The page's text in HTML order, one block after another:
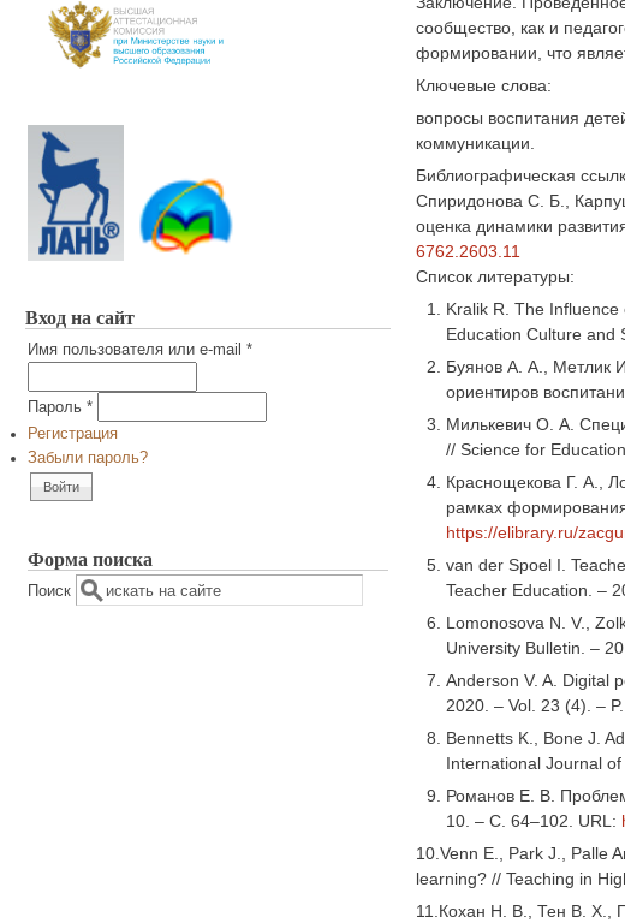
Вход на сайт
Имя пользователя или e-mail *
Пароль *
Регистрация
Забыли пароль?
Форма поиска
Поиск
сообщество, как и
формировании, что
Ключевые слова:
вопросы воспитания
коммуникации.
Библиографическая
Спиридонова С. Б.,
оценка динамики
6762.2603.11
Список литературы:
Kralik R. The
Education Culture and
Буянов А. А., Метлик
ориентиров
Милькевич О. А.
// Science for
Краснощекова Г. А.,
рамках
https://elibrary.ru/
van der Spoel I.
Teacher Education. –
Lomonosova N. V.,
University Bulletin. –
Anderson V. A. Digital
2020. – Vol. 23 (4). –
Bennetts K., Bone J.
International Journal
Романов Е. В.
10. – С. 64–102. URL:
10.Venn E., Park J., Palle
learning? // Teaching in
11.Кохан Н. В., Тен В. Х.,